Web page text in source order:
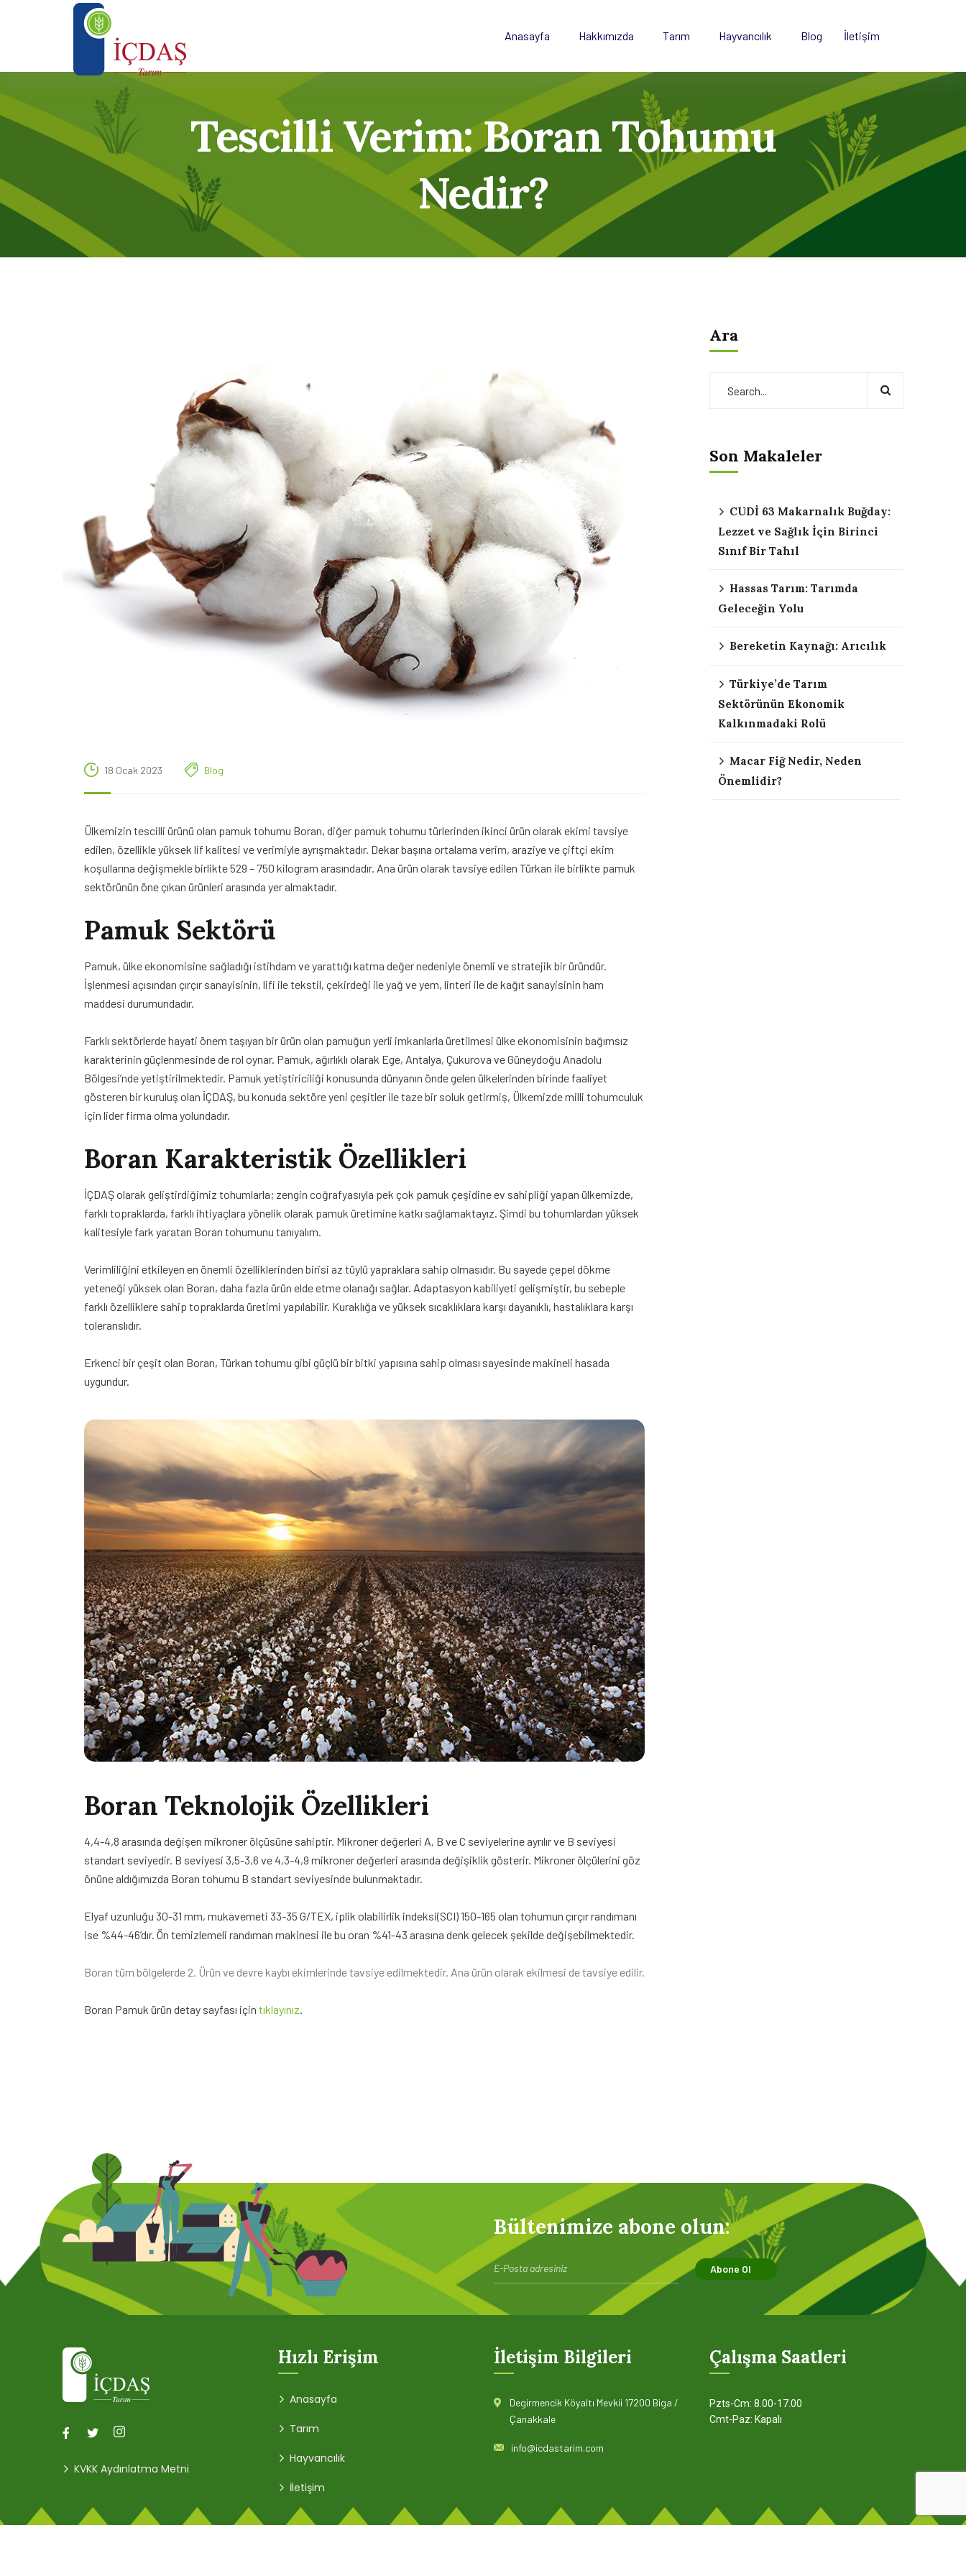
Anasayfa Hakkımızda Tarım Hayvancılık Blog İletişim
Tescilli Verim: Boran Tohumu
Nedir?
18 Ocak 2023 Blog
Ülkemizin tescilli ürünü olan pamuk tohumu Boran, diğer pamuk tohumu türlerinden ikinci ürün olarak ekimi tavsiye
edilen, özellikle yüksek lif kalitesi ve verimiyle ayrışmaktadır. Dekar başına ortalama verim, araziye ve çiftçi ekim
koşullarına değişmekle birlikte 529 – 750 kilogram arasındadır. Ana ürün olarak tavsiye edilen Türkan ile birlikte pamuk
sektörünün öne çıkan ürünleri arasında yer almaktadır.
Pamuk Sektörü
Pamuk, ülke ekonomisine sağladığı istihdam ve yarattığı katma değer nedeniyle önemli ve stratejik bir üründür.
İşlenmesi açısından çırçır sanayisinin, lifi ile tekstil, çekirdeği ile yağ ve yem, linteri ile de kağıt sanayisinin ham
maddesi durumundadır.
Farklı sektörlerde hayati önem taşıyan bir ürün olan pamuğun yerli imkanlarla üretilmesi ülke ekonomisinin bağımsız
karakterinin güçlenmesinde de rol oynar. Pamuk, ağırlıklı olarak Ege, Antalya, Çukurova ve Güneydoğu Anadolu
Bölgesi’nde yetiştirilmektedir. Pamuk yetiştiriciliği konusunda dünyanın önde gelen ülkelerinden birinde faaliyet
gösteren bir kuruluş olan İÇDAŞ, bu konuda sektöre yeni çeşitler ile taze bir soluk getirmiş, Ülkemizde milli tohumculuk
için lider firma olma yolundadır.
Boran Karakteristik Özellikleri
İÇDAŞ olarak geliştirdiğimiz tohumlarla; zengin coğrafyasıyla pek çok pamuk çeşidine ev sahipliği yapan ülkemizde,
farklı topraklarda, farklı ihtiyaçlara yönelik olarak pamuk üretimine katkı sağlamaktayız. Şimdi bu tohumlardan yüksek
kalitesiyle fark yaratan Boran tohumunu tanıyalım.
Verimliliğini etkileyen en önemli özelliklerinden birisi az tüylü yapraklara sahip olmasıdır. Bu sayede çepel dökme
yeteneği yüksek olan Boran, daha fazla ürün elde etme olanağı sağlar. Adaptasyon kabiliyeti gelişmiştir, bu sebeple
farklı özelliklere sahip topraklarda üretimi yapılabilir. Kuraklığa ve yüksek sıcaklıklara karşı dayanıklı, hastalıklara karşı
toleranslıdır.
Erkenci bir çeşit olan Boran, Türkan tohumu gibi güçlü bir bitki yapısına sahip olması sayesinde makineli hasada
uygundur.
Boran Teknolojik Özellikleri
4,4-4,8 arasında değişen mikroner ölçüsüne sahiptir. Mikroner değerleri A, B ve C seviyelerine ayrılır ve B seviyesi
standart seviyedir. B seviyesi 3,5-3,6 ve 4,3-4,9 mikroner değerleri arasında değişiklik gösterir. Mikroner ölçülerini göz
önüne aldığımızda Boran tohumu B standart seviyesinde bulunmaktadır.
Elyaf uzunluğu 30-31 mm, mukavemeti 33-35 G/TEX, iplik olabilirlik indeksi(SCI) 150-165 olan tohumun çırçır randımanı
ise %44-46’dır. Ön temizlemeli randıman makinesi ile bu oran %41-43 arasına denk gelecek şekilde değişebilmektedir.
Boran tüm bölgelerde 2. Ürün ve devre kaybı ekimlerinde tavsiye edilmektedir. Ana ürün olarak ekilmesi de tavsiye edilir.
Boran Pamuk ürün detay sayfası için tıklayınız
Ara
Son Makaleler
CUDİ 63 Makarnalık Buğday:
Lezzet ve Sağlık İçin Birinci
Sınıf Bir Tahıl
Hassas Tarım: Tarımda
Geleceğin Yolu
Bereketin Kaynağı: Arıcılık
Türkiye’de Tarım
Sektörünün Ekonomik
Kalkınmadaki Rolü
Macar Fiğ Nedir, Neden
Önemlidir?
Bültenimize abone olun:
Abone Ol
KVKK Aydınlatma Metni
Hızlı Erişim
Anasayfa
Tarım
Hayvancılık
İletişim
İletişim Bilgileri
Degirmencik Köyaltı Mevkii 17200 Biga /
Çanakkale
info@icdastarim.com
Çalışma Saatleri
Pzts-Cm: 8.00-17.00
Cmt-Paz: Kapalı